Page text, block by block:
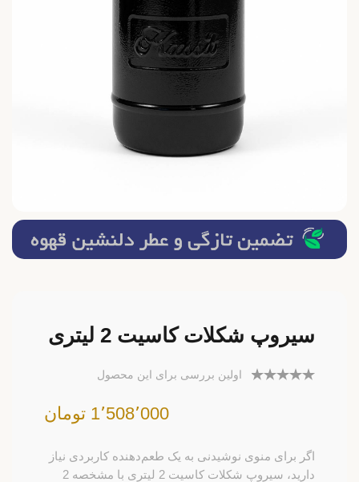
سیروپ شکلات کاسیت 2 لیتری
اولین بررسی برای این محصول
1٬508٬000 تومان
اگر برای منوی نوشیدنی به یک طعم‌دهنده کاربردی نیاز
دارید، سیروپ شکلات کاسیت 2 لیتری با مشخصه 2